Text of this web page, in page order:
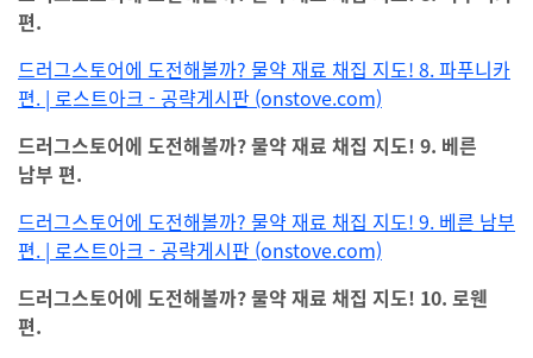
편.
드러그스토어에 도전해볼까? 물약 재료 채집 지도! 8. 파푸니카
편. | 로스트아크 - 공략게시판 (onstove.com)
드러그스토어에 도전해볼까? 물약 재료 채집 지도! 9. 베른
남부 편.
드러그스토어에 도전해볼까? 물약 재료 채집 지도! 9. 베른 남부
편. | 로스트아크 - 공략게시판 (onstove.com)
드러그스토어에 도전해볼까? 물약 재료 채집 지도! 10. 로웬
편.